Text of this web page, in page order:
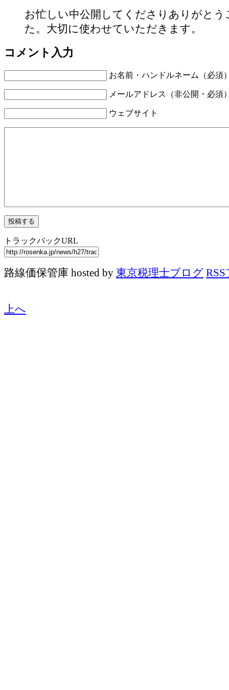
お忙しい中公開してくださりありがとう
た。大切に使わせていただきます。
コメント入力
お名前・ハンドルネーム（必須
メールアドレス（非公開・必須
ウェブサイト
トラックバックURL
路線価保管庫 hosted by 東京税理士ブログ
上へ